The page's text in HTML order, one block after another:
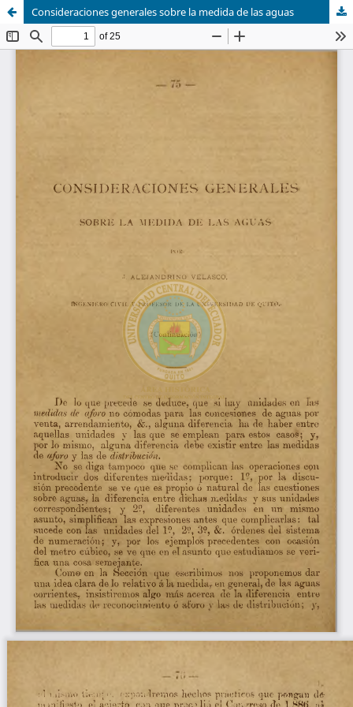
Consideraciones generales sobre la medida de las aguas